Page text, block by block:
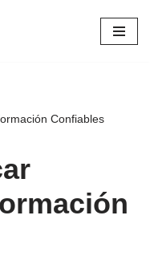
Confiables